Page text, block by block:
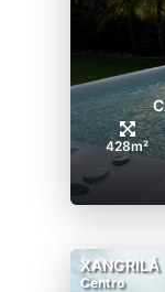
428m²
XANGRILÁ
Centro